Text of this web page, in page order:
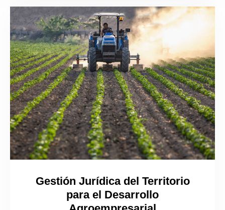
Gestión Jurídica del Territorio
para el Desarrollo